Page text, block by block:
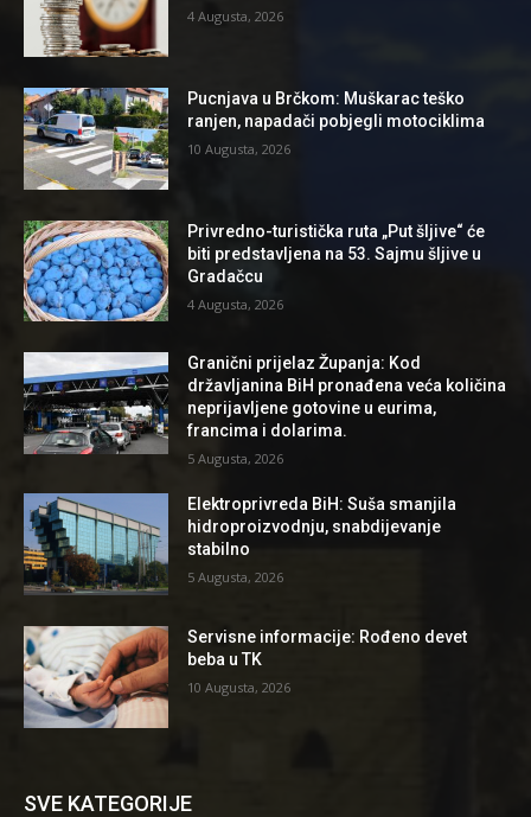
4 Augusta, 2026
Pucnjava u Brčkom: Muškarac teško
ranjen, napadači pobjegli motociklima
10 Augusta, 2026
Privredno-turistička ruta „Put šljive“ će
biti predstavljena na 53. Sajmu šljive u
Gradačcu
4 Augusta, 2026
Granični prijelaz Županja: Kod
državljanina BiH pronađena veća količina
neprijavljene gotovine u eurima,
francima i dolarima.
5 Augusta, 2026
Elektroprivreda BiH: Suša smanjila
hidroproizvodnju, snabdijevanje
stabilno
5 Augusta, 2026
Servisne informacije: Rođeno devet
beba u TK
10 Augusta, 2026
SVE KATEGORIJE